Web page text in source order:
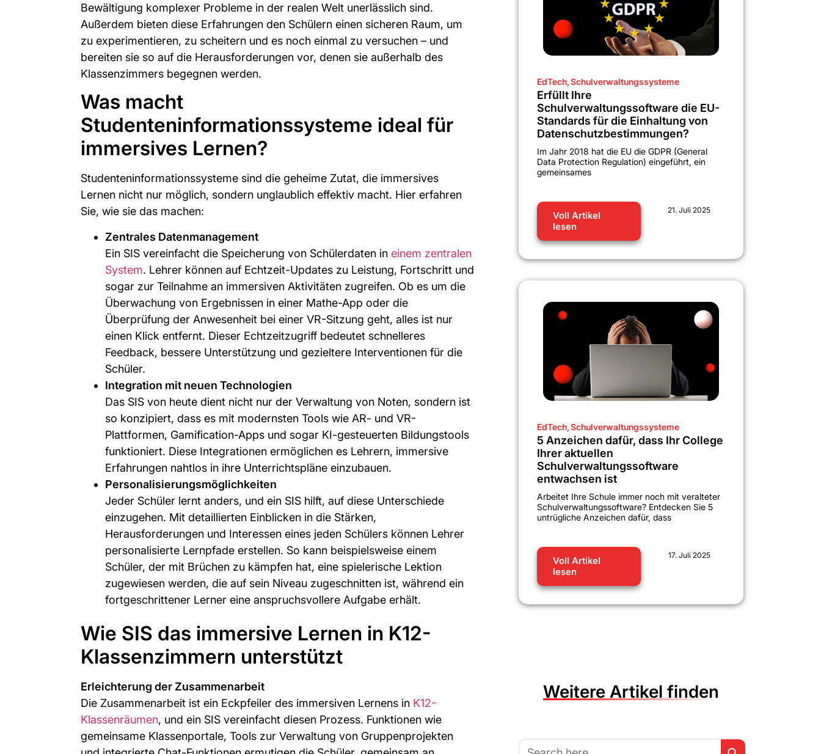
Bewältigung komplexer Probleme in der realen Welt unerlässlich sind.
Außerdem bieten diese Erfahrungen den Schülern einen sicheren Raum, um
zu experimentieren, zu scheitern und es noch einmal zu versuchen – und
bereiten sie so auf die Herausforderungen vor, denen sie außerhalb des
Klassenzimmers begegnen werden.
Was macht
Studenteninformationssysteme ideal für
immersives Lernen?
Studenteninformationssysteme sind die geheime Zutat, die immersives
Lernen nicht nur möglich, sondern unglaublich effektiv macht. Hier erfahren
Sie, wie sie das machen:
Zentrales Datenmanagement
Ein SIS vereinfacht die Speicherung von Schülerdaten in einem zentralen
System. Lehrer können auf Echtzeit-Updates zu Leistung, Fortschritt und
sogar zur Teilnahme an immersiven Aktivitäten zugreifen. Ob es um die
Überwachung von Ergebnissen in einer Mathe-App oder die
Überprüfung der Anwesenheit bei einer VR-Sitzung geht, alles ist nur
einen Klick entfernt. Dieser Echtzeitzugriff bedeutet schnelleres
Feedback, bessere Unterstützung und gezieltere Interventionen für die
Schüler.
Integration mit neuen Technologien
Das SIS von heute dient nicht nur der Verwaltung von Noten, sondern ist
so konzipiert, dass es mit modernsten Tools wie AR- und VR-
Plattformen, Gamification-Apps und sogar KI-gesteuerten Bildungstools
funktioniert. Diese Integrationen ermöglichen es Lehrern, immersive
Erfahrungen nahtlos in ihre Unterrichtspläne einzubauen.
Personalisierungsmöglichkeiten
Jeder Schüler lernt anders, und ein SIS hilft, auf diese Unterschiede
einzugehen. Mit detaillierten Einblicken in die Stärken,
Herausforderungen und Interessen eines jeden Schülers können Lehrer
personalisierte Lernpfade erstellen. So kann beispielsweise einem
Schüler, der mit Brüchen zu kämpfen hat, eine spielerische Lektion
zugewiesen werden, die auf sein Niveau zugeschnitten ist, während ein
fortgeschrittener Lerner eine anspruchsvollere Aufgabe erhält.
Wie SIS das immersive Lernen in K12-
Klassenzimmern unterstützt
Erleichterung der Zusammenarbeit
Die Zusammenarbeit ist ein Eckpfeiler des immersiven Lernens in K12-
Klassenräumen, und ein SIS vereinfacht diesen Prozess. Funktionen wie
gemeinsame Klassenportale, Tools zur Verwaltung von Gruppenprojekten
EdTech,Schulverwaltungssysteme
Erfüllt Ihre
Schulverwaltungssoftware die EU-
Standards für die Einhaltung von
Datenschutzbestimmungen?
Im Jahr 2018 hat die EU die GDPR (General
Data Protection Regulation) eingeführt, ein
gemeinsames
Voll Artikel
lesen
21. Juli 2025
EdTech,Schulverwaltungssysteme
5 Anzeichen dafür, dass Ihr College
Ihrer aktuellen
Schulverwaltungssoftware
entwachsen ist
Arbeitet Ihre Schule immer noch mit veralteter
Schulverwaltungssoftware? Entdecken Sie 5
untrügliche Anzeichen dafür, dass
Voll Artikel
lesen
17. Juli 2025
Weitere Artikel finden
Search
Search Button